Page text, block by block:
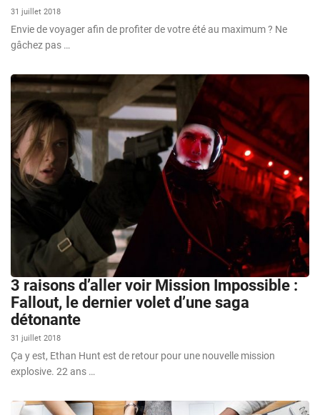
31 juillet 2018
Envie de voyager afin de profiter de votre été au maximum ? Ne
gâchez pas …
3 raisons d’aller voir Mission Impossible :
Fallout, le dernier volet d’une saga
détonante
31 juillet 2018
Ça y est, Ethan Hunt est de retour pour une nouvelle mission
explosive. 22 ans …